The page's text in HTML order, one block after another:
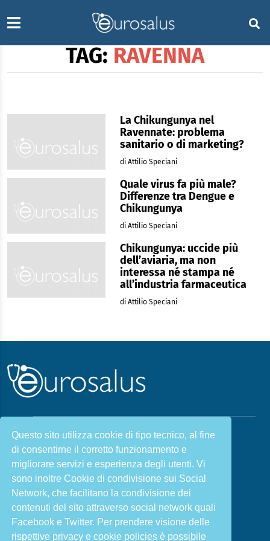
Questo sito utilizza cookie di tipo tecnico, al fine
di consentirne il corretto funzionamento e
migliorare servizi e esperienza degli utenti. Vi
sono inoltre Cookie di condivisione sui Social
Network, che facilitano la condivisione dei
contenuti del sito attraverso social network quali
Facebook e Twitter. Per prendere visione delle
rispettive privacy e cookie policies è possibile
TAG: RAVENNA
La Chikungunya nel
Ravennate: problema
sanitario o di marketing?
di Attilio Speciani
Quale virus fa più male?
Differenze tra Dengue e
Chikungunya
di Attilio Speciani
Chikungunya: uccide più
dell’aviaria, ma non
interessa né stampa né
all’industria farmaceutica
di Attilio Speciani
Malattie & Sintomi A - Z
Chi siamo Salute e Prevenzione
Nutrizione e Stili di vita Sport e Benessere
Cookie Policy L’angolo del dottore
L’esperto risponde Privacy Policy